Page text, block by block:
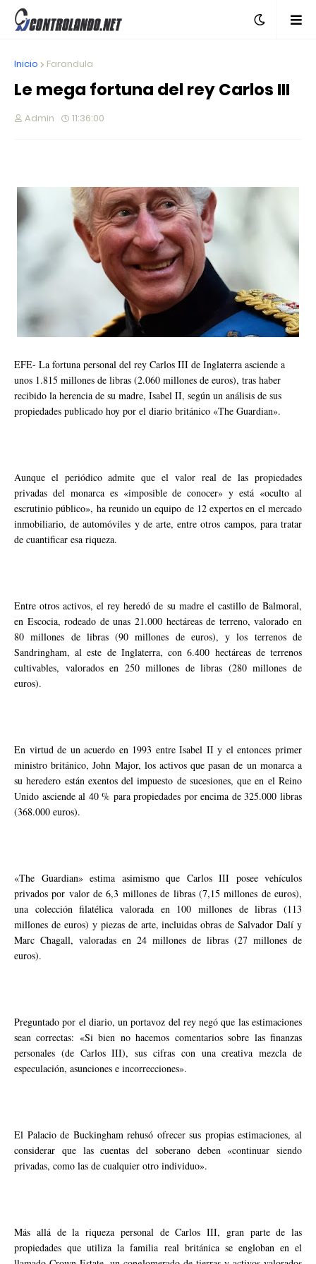
Inicio Farandula
Le mega fortuna del rey Carlos III
Admin 11:36:00
EFE- La fortuna personal del rey Carlos III de Inglaterra asciende a
unos 1.815 millones de libras (2.060 millones de euros), tras haber
recibido la herencia de su madre, Isabel II, según un análisis de sus
propiedades publicado hoy por el diario británico «The Guardian».
Aunque el periódico admite que el valor real de las propiedades
privadas del monarca es «imposible de conocer» y está «oculto al
escrutinio público», ha reunido un equipo de 12 expertos en el mercado
inmobiliario, de automóviles y de arte, entre otros campos, para tratar
de cuantificar esa riqueza.
Entre otros activos, el rey heredó de su madre el castillo de Balmoral,
en Escocia, rodeado de unas 21.000 hectáreas de terreno, valorado en
80 millones de libras (90 millones de euros), y los terrenos de
Sandringham, al este de Inglaterra, con 6.400 hectáreas de terrenos
cultivables, valorados en 250 millones de libras (280 millones de
euros).
En virtud de un acuerdo en 1993 entre Isabel II y el entonces primer
ministro británico, John Major, los activos que pasan de un monarca a
su heredero están exentos del impuesto de sucesiones, que en el Reino
Unido asciende al 40 % para propiedades por encima de 325.000 libras
(368.000 euros).
«The Guardian» estima asimismo que Carlos III posee vehículos
privados por valor de 6,3 millones de libras (7,15 millones de euros),
una colección filatélica valorada en 100 millones de libras (113
millones de euros) y piezas de arte, incluidas obras de Salvador Dalí y
Marc Chagall, valoradas en 24 millones de libras (27 millones de
euros).
Preguntado por el diario, un portavoz del rey negó que las estimaciones
sean correctas: «Si bien no hacemos comentarios sobre las finanzas
personales (de Carlos III), sus cifras con una creativa mezcla de
especulación, asunciones e incorrecciones».
El Palacio de Buckingham rehusó ofrecer sus propias estimaciones, al
considerar que las cuentas del soberano deben «continuar siendo
privadas, como las de cualquier otro individuo».
Más allá de la riqueza personal de Carlos III, gran parte de las
propiedades que utiliza la familia real británica se engloban en el